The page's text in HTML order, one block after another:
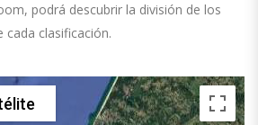
podrá descubrir la división de los
cada clasificación.